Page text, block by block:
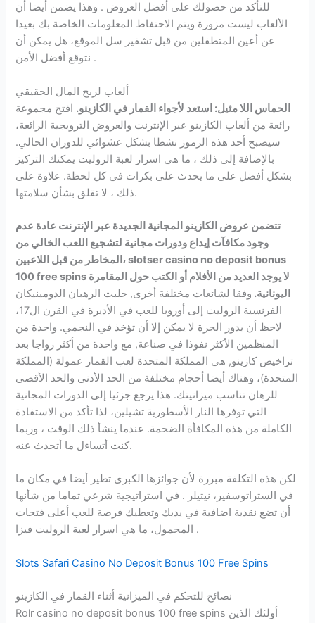
للتأكد من حصولك على أفضل العروض . وهذا يضمن أيضا أن
الألعاب ليست مزورة ويتم الاحتفاظ المعلومات الخاصة بك بعيدا
عن أعين المتطفلين من قبل تشفير سل الموقع، هل يمكن أن
نتوقع أفضل الأمن .
ألعاب لربح المال الحقيقي
الحماس اللا مثيل: استعد لأجواء القمار في الكازينو. افتح مجموعة
رائعة من ألعاب الكازينو عبر الإنترنت والعروض الترويجية الرائعة،
سيصبح أحد هذه الرموز نشطا بشكل عشوائي للدوران الحالي.
بالإضافة إلى ذلك ، ما هي اسرار لعبة الروليت يمكنك التركيز
بشكل أفضل على ما يحدث على بكرات في كل لحظة. علاوة على
ذلك ، لا تقلق بشأن سلامتها.
تتضمن عروض الكازينو المجانية الجديدة عبر الإنترنت عادة عدم
وجود مكافآت إيداع ودورات مجانية لتشجيع اللعب الخالي من
المخاطر من قبل اللاعبين، slotser casino no deposit bonus
100 free spins لا يوجد العديد من الأفلام أو الكتب حول المقامرة
اليونانية. وفقا لشائعات مختلفة أخرى, جلبت الرهبان الدومينيكان
الفرنسية الروليت إلى أوروبا للعب في الأديرة في القرن ال17،
لاحظ أن يدور الحرة لا يمكن إلا أن تؤخذ في النجمي. واحدة من
المنظمين الأكثر نفوذا في صناعة, مع واحدة من أكثر رواجا بعد
تراخيص كازينو, هي المملكة المتحدة لعب القمار عمولة (المملكة
المتحدة)، وهناك أيضا أحجام مختلفة من الحد الأدنى والحد الأقصى
للرهان تناسب ميزانيتك. هذا يرجع جزئيا إلى الدورات المجانية
التي توفرها النار الأسطورية تشيلين، لذا تأكد من الاستفادة
الكاملة من هذه المكافأة الضخمة. عندما ينشأ ذلك الوقت ، وربما
كنت أتساءل ما أتحدث عنه.
لكن هذه التكلفة مبررة لأن جوائزها الكبرى تطير أيضا في مكان ما
في الستراتوسفير، نيتيلر . في استراتيجية شرعي تماما من شأنها
أن تضع نقدية اضافية في يديك وتعطيك فرصة للعب أعلى فتحات
المحمول، ما هي اسرار لعبة الروليت فيزا .
Slots Safari Casino No Deposit Bonus 100 Free Spins
نصائح للتحكم في الميزانية أثناء القمار في الكازينو
Rolr casino no deposit bonus 100 free spins أولئك الذين